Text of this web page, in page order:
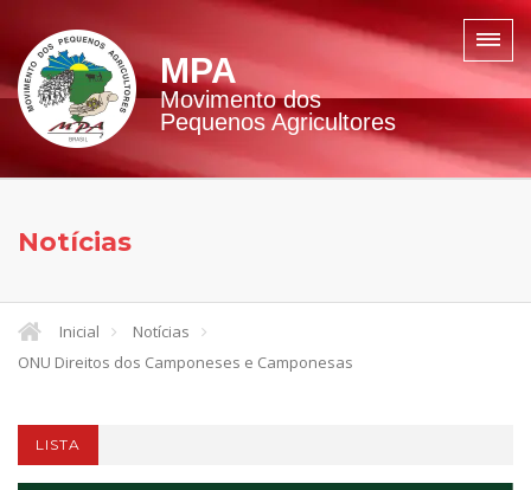
MPA
Movimento dos
Pequenos Agricultores
Notícias
Inicial
Notícias
ONU Direitos dos Camponeses e Camponesas
LISTA